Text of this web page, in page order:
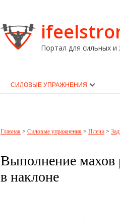
Портал для сильных и
СИЛОВЫЕ УПРАЖНЕНИЯ
Главная > Силовые упражнения > Плечи >
Выполнение махов
в наклоне